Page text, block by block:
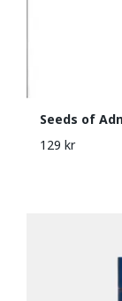
Seeds of
129 kr